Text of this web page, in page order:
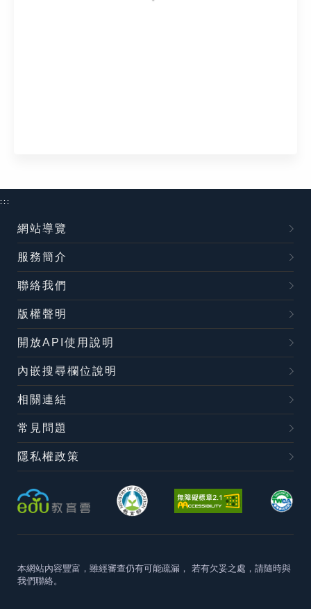
:::
網站導覽
服務簡介
聯絡我們
版權聲明
開放API使用說明
內嵌搜尋欄位說明
相關連結
常見問題
隱私權政策
本網站內容豐富，雖經審查仍有可能疏漏， 若有欠妥之處，請隨時與
我們聯絡。